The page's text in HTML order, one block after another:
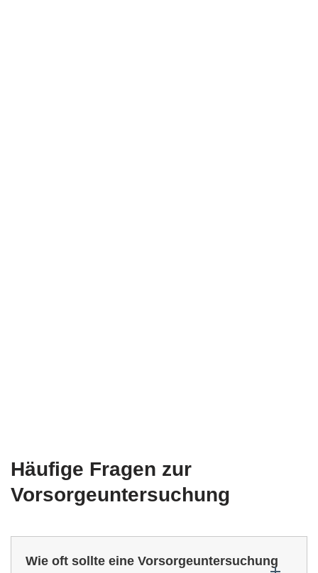
Häufige Fragen zur
Vorsorgeuntersuchung
Wie oft sollte eine Vorsorgeuntersuchung